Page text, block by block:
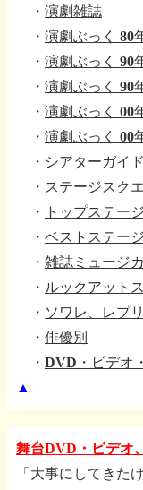
・ 演劇雑誌
・ 演劇ぶっく 80
・ 演劇ぶっく 90
・ 演劇ぶっく 90
・ 演劇ぶっく 00
・ 演劇ぶっく 00
・ シアターガイド
・ ステージスク
・
トップステージ
・ ベストステージ
・ 雑誌ミュージ
・ ルックアット
・ ソワレ、レプ
・ 俳優別
・ DVD・ビデオ
▲
舞台DVD・ビデオ
「大事にしてきた